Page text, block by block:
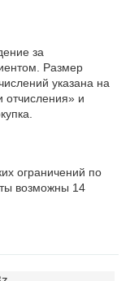
за
Размер
указана на
отчисления» и
ограничений по
возможны 14